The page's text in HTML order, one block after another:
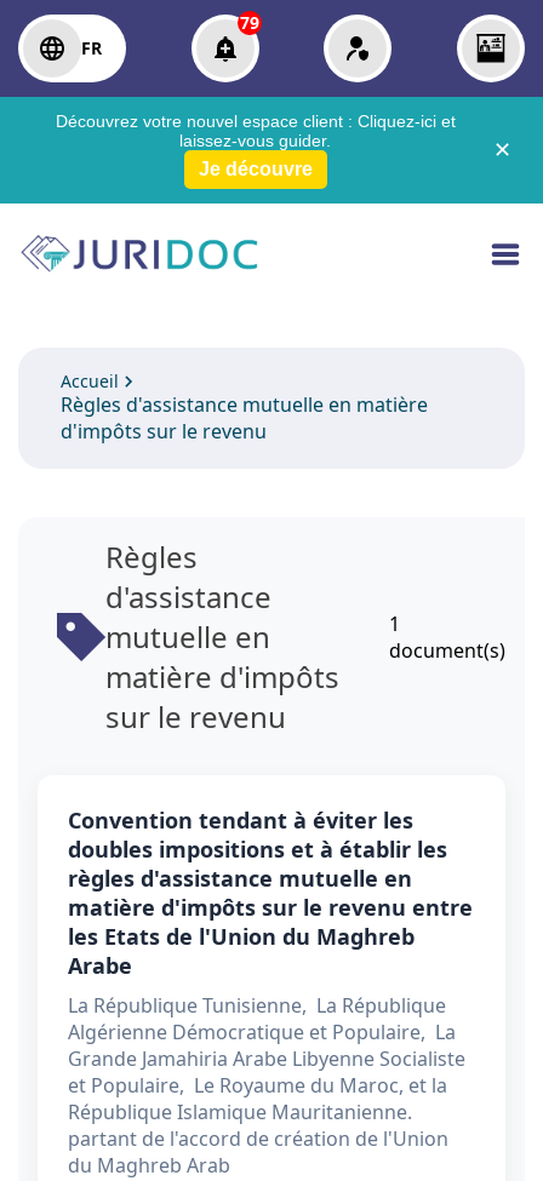
FR
79
Découvrez votre nouvel espace client : Cliquez-ici et
laissez-vous guider.
Je découvre
✕
Accueil
Règles d'assistance mutuelle en matière
d'impôts sur le revenu
Règles
d'assistance
mutuelle en
matière d'impôts
sur le revenu
1
document(s)
Convention tendant à éviter les
doubles impositions et à établir les
règles d'assistance mutuelle en
matière d'impôts sur le revenu entre
les Etats de l'Union du Maghreb
Arabe
La République Tunisienne, La République
Algérienne Démocratique et Populaire, La
Grande Jamahiria Arabe Libyenne Socialiste
et Populaire, Le Royaume du Maroc, et la
République Islamique Mauritanienne.
partant de l'accord de création de l'Union
du Maghreb Arab